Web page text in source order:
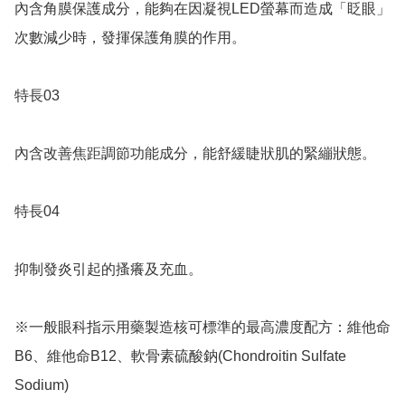
內含角膜保護成分，能夠在因凝視LED螢幕而造成「眨眼」
次數減少時，發揮保護角膜的作用。
特長03
內含改善焦距調節功能成分，能舒緩睫狀肌的緊繃狀態。
特長04
抑制發炎引起的搔癢及充血。
※一般眼科指示用藥製造核可標準的最高濃度配方：維他命
B6、維他命B12、軟骨素硫酸鈉(Chondroitin Sulfate
Sodium)